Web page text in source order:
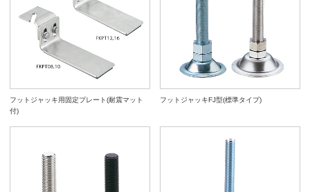
フットジャッキ用固定プレート(耐震マット
付)
フットジャッキFJ型(標準タイプ)